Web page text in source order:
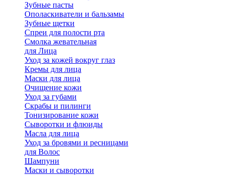
Зубные пасты
Ополаскиватели и бальзамы
Зубные щетки
Спреи для полости рта
Смолка жевательная
для Лица
Уход за кожей вокруг глаз
Кремы для лица
Маски для лица
Очищение кожи
Уход за губами
Скрабы и пилинги
Тонизирование кожи
Сыворотки и флюиды
Масла для лица
Уход за бровями и ресницами
для Волос
Шампуни
Маски и сыворотки